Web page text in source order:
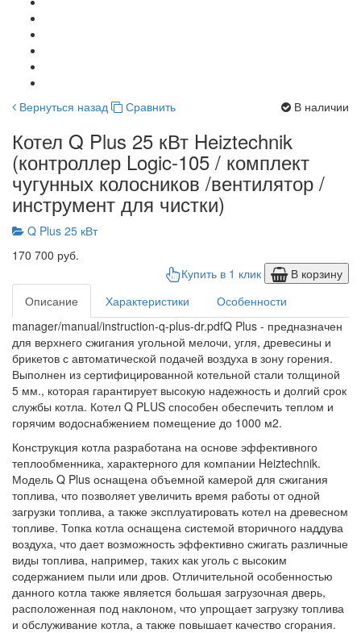
Вернуться назад Сравнить В наличии
Котел Q Plus 25 кВт Heiztechnik
(контроллер Logic-105 / комплект
чугунных колосников /вентилятор /
инструмент для чистки)
Q Plus 25 кВт
170 700 руб.
Купить в 1 клик
В корзину
Описание
Характеристики
Особенности
manager/manual/instruction-q-plus-dr.pdfQ Plus - предназначен
для верхнего сжигания угольной мелочи, угля, древесины и
брикетов с автоматической подачей воздуха в зону горения.
Выполнен из сертифицированной котельной стали толщиной
5 мм., которая гарантирует высокую надежность и долгий срок
службы котла. Котел Q PLUS способен обеспечить теплом и
горячим водоснабжением помещение до 1000 м2.
Конструкция котла разработана на основе эффективного
теплообменника, характерного для компании Heiztechnik.
Модель Q Plus оснащена объемной камерой для сжигания
топлива, что позволяет увеличить время работы от одной
загрузки топлива, а также эксплуатировать котел на древесном
топливе. Топка котла оснащена системой вторичного наддува
воздуха, что дает возможность эффективно сжигать различные
виды топлива, например, таких как уголь с высоким
содержанием пыли или дров. Отличительной особенностью
данного котла также является большая загрузочная дверь,
расположенная под наклоном, что упрощает загрузку топлива
и обслуживание котла, а также повышает качество сгорания.